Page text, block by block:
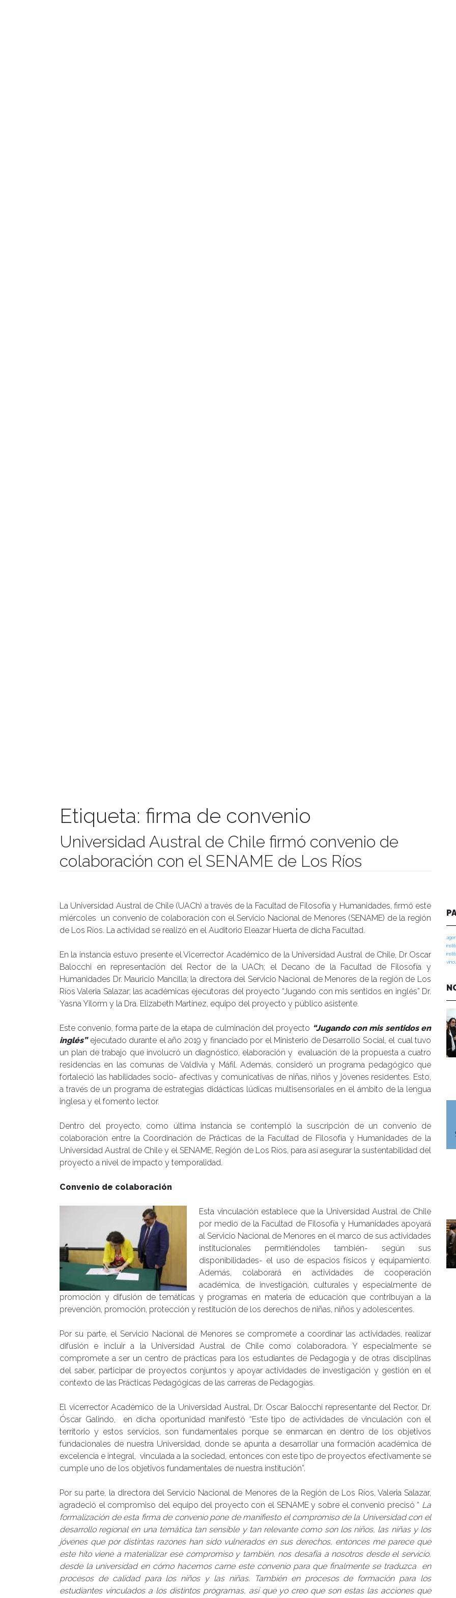
Etiqueta: firma de convenio
Universidad Austral de Chile firmó convenio de
colaboración con el SENAME de Los Ríos
La Universidad Austral de Chile (UACh) a través de la Facultad de Filosofía y Humanidades, firmó este
miércoles un convenio de colaboración con el Servicio Nacional de Menores (SENAME) de la región
de Los Ríos. La actividad se realizó en el Auditorio Eleazar Huerta de dicha Facultad.
En la instancia estuvo presente el Vicerrector Académico de la Universidad Austral de Chile, Dr Oscar
Balocchi en representación del Rector de la UACh; el Decano de la Facultad de Filosofía y
Humanidades Dr. Mauricio Mancilla; la directora del Servicio Nacional de Menores de la región de Los
Ríos Valeria Salazar; las académicas ejecutoras del proyecto “Jugando con mis sentidos en inglés” Dr.
Yasna Yilorm y la Dra. Elizabeth Martínez, equipo del proyecto y público asistente.
Este convenio, forma parte de la etapa de culminación del proyecto “Jugando con mis sentidos en
inglés” ejecutado durante el año 2019 y financiado por el Ministerio de Desarrollo Social, el cual tuvo
un plan de trabajo que involucró un diagnóstico, elaboración y evaluación de la propuesta a cuatro
residencias en las comunas de Valdivia y Máfil. Además, consideró un programa pedagógico que
fortaleció las habilidades socio- afectivas y comunicativas de niñas, niños y jóvenes residentes. Esto,
a través de un programa de estrategias didácticas lúdicas multisensoriales en el ámbito de la lengua
inglesa y el fomento lector.
Dentro del proyecto, como última instancia se contempló la suscripción de un convenio de
colaboración entre la Coordinación de Prácticas de la Facultad de Filosofía y Humanidades de la
Universidad Austral de Chile y el SENAME, Región de Los Ríos, para así asegurar la sustentabilidad del
proyecto a nivel de impacto y temporalidad.
Convenio de colaboración
Esta vinculación establece que la Universidad Austral de Chile
por medio de la Facultad de Filosofía y Humanidades apoyará
al Servicio Nacional de Menores en el marco de sus actividades
institucionales permitiéndoles también- según sus
disponibilidades- el uso de espacios físicos y equipamiento.
Además, colaborará en actividades de cooperación
académica, de investigación, culturales y especialmente de
promoción y difusión de temáticas y programas en materia de educación que contribuyan a la
prevención, promoción, protección y restitución de los derechos de niñas, niños y adolescentes.
Por su parte, el Servicio Nacional de Menores se compromete a coordinar las actividades, realizar
difusión e incluir a la Universidad Austral de Chile como colaboradora. Y especialmente se
compromete a ser un centro de prácticas para los estudiantes de Pedagogía y de otras disciplinas
del saber, participar de proyectos conjuntos y apoyar actividades de investigación y gestión en el
contexto de las Prácticas Pedagógicas de las carreras de Pedagogías.
El vicerrector Académico de la Universidad Austral, Dr. Oscar Balocchi representante del Rector, Dr.
Óscar Galindo, en dicha oportunidad manifestó “Este tipo de actividades de vinculación con el
territorio y estos servicios, son fundamentales porque se enmarcan en dentro de los objetivos
fundacionales de nuestra Universidad, donde se apunta a desarrollar una formación académica de
excelencia e integral, vinculada a la sociedad, entonces con este tipo de proyectos efectivamente se
cumple uno de los objetivos fundamentales de nuestra institución”.
Por su parte, la directora del Servicio Nacional de Menores de la Región de Los Ríos, Valeria Salazar,
agradeció el compromiso del equipo del proyecto con el SENAME y sobre el convenio precisó “ La
formalización de esta firma de convenio pone de manifiesto el compromiso de la Universidad con el
desarrollo regional en una temática tan sensible y tan relevante como son los niños, las niñas y los
jóvenes que por distintas razones han sido vulnerados en sus derechos, entonces me parece que
este hito viene a materializar ese compromiso y también, nos desafía a nosotros desde el servicio,
desde la universidad en cómo hacemos carne este convenio para que finalmente se traduzca en
procesos de calidad para los niños y las niñas. También en procesos de formación para los
estudiantes vinculados a los distintos programas, así que yo creo que son estas las acciones que